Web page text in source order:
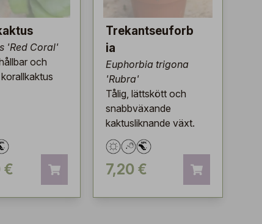
'Red Coral'
och
€
Trekantseuforb
ia
Euphorbia trigona
'Rubra'
Tålig, lättskött och
snabbväxande
kaktusliknande växt.
7,20 €